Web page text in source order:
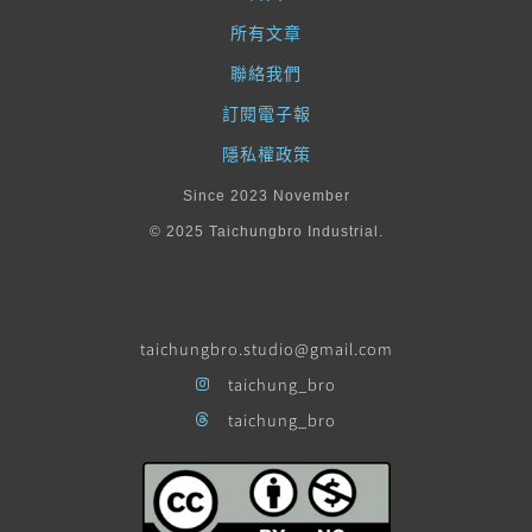
所有文章
聯絡我們
訂閱電子報
隱私權政策
Since 2023 November
© 2025 Taichungbro Industrial.
taichungbro.studio@gmail.com
taichung_bro
taichung_bro